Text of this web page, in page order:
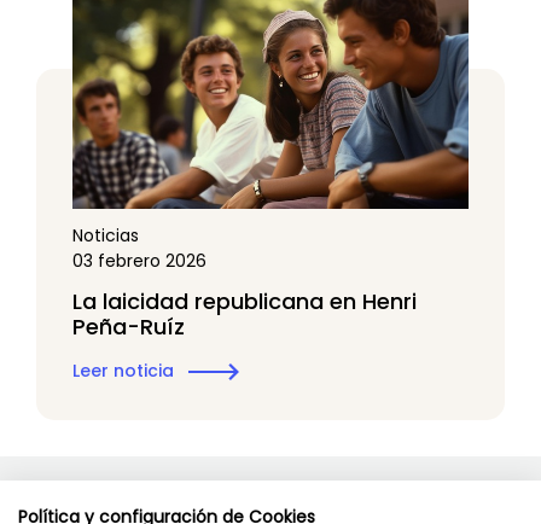
Noticias
03 febrero 2026
La laicidad republicana en Henri
Peña-Ruíz
Leer noticia
Política y configuración de Cookies